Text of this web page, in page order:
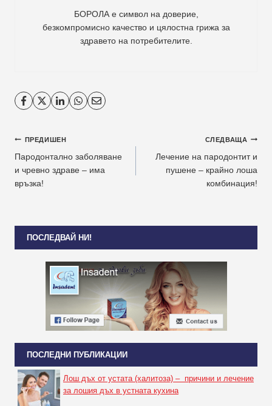
БОРОЛА е символ на доверие,
безкомпромисно качество и цялостна грижа за
здравето на потребителите.
Навигация
ПРЕДИШЕН
Пародонтално заболяване
и чревно здраве – има
връзка!
СЛЕДВАЩА
Лечение на пародонтит и
пушене – крайно лоша
комбинация!
ПОСЛЕДВАЙ НИ!
ПОСЛЕДНИ ПУБЛИКАЦИИ
Лош дъх от устата (халитоза) – причини и лечение
за лошия дъх в устната кухина